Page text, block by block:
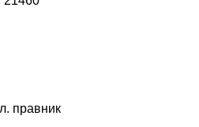
правник